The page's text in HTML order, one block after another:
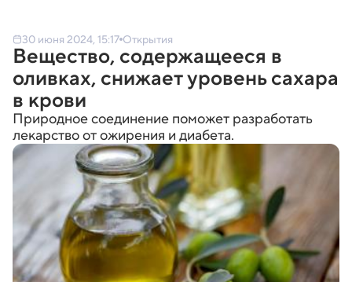
30 июня 2024, 15:17 Открытия
Вещество, содержащееся в
оливках, снижает уровень сахара
в крови
Природное соединение поможет разработать
лекарство от ожирения и диабета.